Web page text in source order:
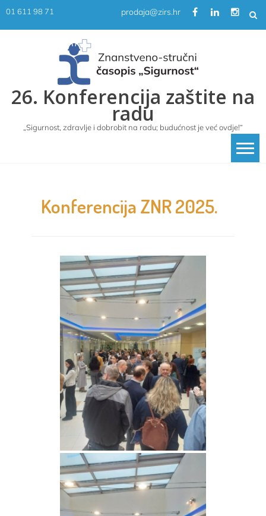
Skip01 611 98 71 prodaja@zirs.hr
26. Konferencija zaštite na
radu
„Sigurnost, zdravlje i dobrobit na radu; budućnost je već ovdje!“
Konferencija ZNR 2025.